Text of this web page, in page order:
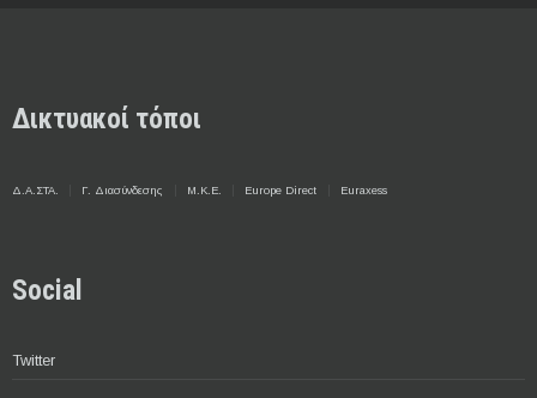
Δικτυακοί τόποι
Δ.Α.ΣΤΑ. Γ. Διασύνδεσης Μ.Κ.Ε. Europe Direct Euraxess
Social
Twitter